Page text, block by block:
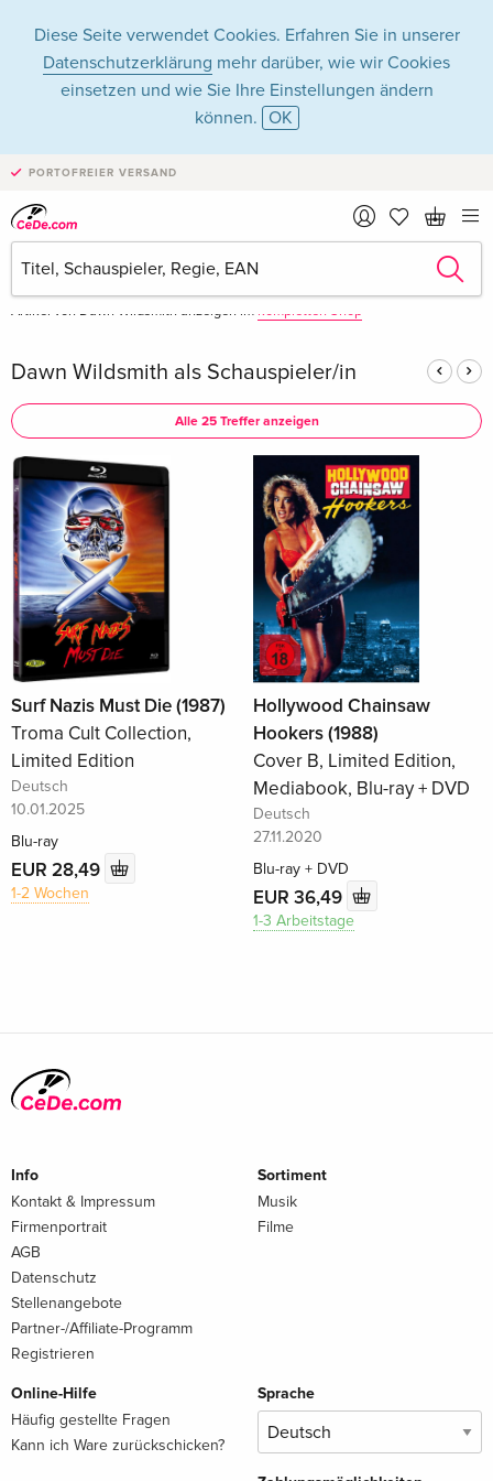
Diese Seite verwendet Cookies. Erfahren Sie in unserer
Datenschutzerklärung mehr darüber, wie wir Cookies
einsetzen und wie Sie Ihre Einstellungen ändern
können. OK
PORTOFREIER VERSAND
Dawn Wildsmith in
Filme - Alle Formate
Artikel von Dawn Wildsmith anzeigen im kompletten Shop
Dawn Wildsmith als Schauspieler/in
Alle 25 Treffer anzeigen
Surf Nazis Must Die (1987)
Troma Cult Collection,
Limited Edition
Deutsch
10.01.2025
Blu-ray
EUR 28,49
1-2 Wochen
Hollywood Chainsaw
Hookers (1988)
Cover B, Limited Edition,
Mediabook, Blu-ray + DVD
Deutsch
27.11.2020
Blu-ray + DVD
EUR 36,49
1-3 Arbeitstage
Info
Kontakt & Impressum
Firmenportrait
AGB
Datenschutz
Stellenangebote
Partner-/Affiliate-Programm
Registrieren
Sortiment
Musik
Filme
Online-Hilfe
Häufig gestellte Fragen
Kann ich Ware zurückschicken?
Sprache